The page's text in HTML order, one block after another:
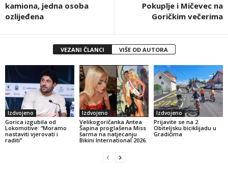
kamiona, jedna osoba
ozlijeđena
Pokuplje i Mičevec na
Goričkim večerima
VEZANI ČLANCI VIŠE OD AUTORA
Izdvojeno
Gorica izgubila od
Lokomotive: “Moramo
nastaviti vjerovati i
raditi”
Izdvojeno
Velikogoričanka Antea
Šapina proglašena Miss
šarma na natjecanju
Bikini International 2026.
Izdvojeno
Prijavite se na 2.
Obiteljsku biciklijadu u
Gradićima